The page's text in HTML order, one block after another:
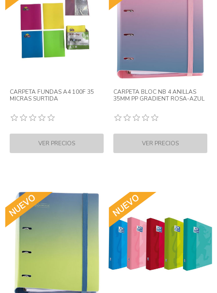
CARPETA FUNDAS A4 100F 35
MICRAS SURTIDA
CARPETA BLOC NB 4 ANILLAS
35MM PP GRADIENT ROSA-AZUL